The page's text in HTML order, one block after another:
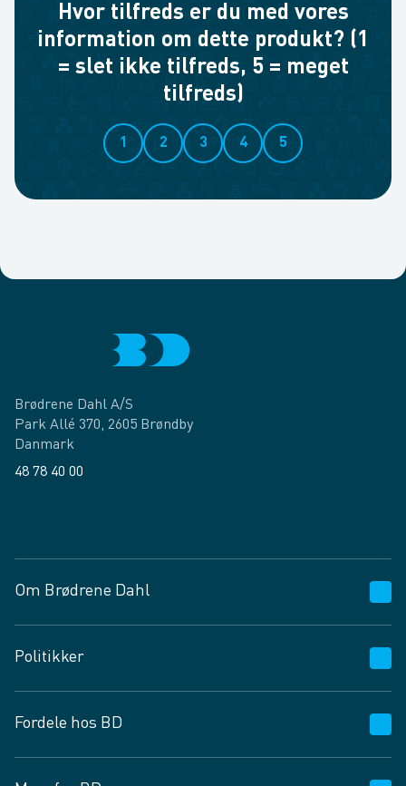
Hvor tilfreds er du med vores
information om dette produkt? (1
= slet ikke tilfreds, 5 = meget
tilfreds)
1 2 3 4 5
Brødrene Dahl A/S
Park Allé 370, 2605 Brøndby
Danmark
48 78 40 00
Om Brødrene Dahl
Vagttelefon 30 10 89 89
Spørgsmål og svar
Job og karriere
Fødevarekontrolrapport
Politikker
Privatlivspolitik
Cookies
Fordele hos BD